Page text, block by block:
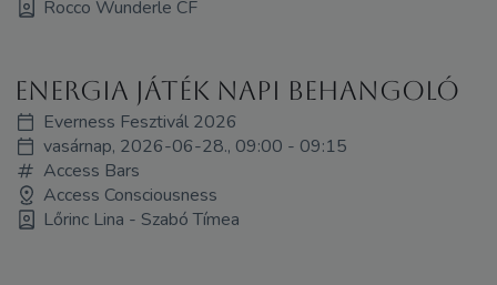
Rocco Wunderle CF
Energia játék napi behangoló
Everness Fesztivál 2026
vasárnap, 2026-06-28., 09:00 - 09:15
Access Bars
Access Consciousness
Lőrinc Lina - Szabó Tímea